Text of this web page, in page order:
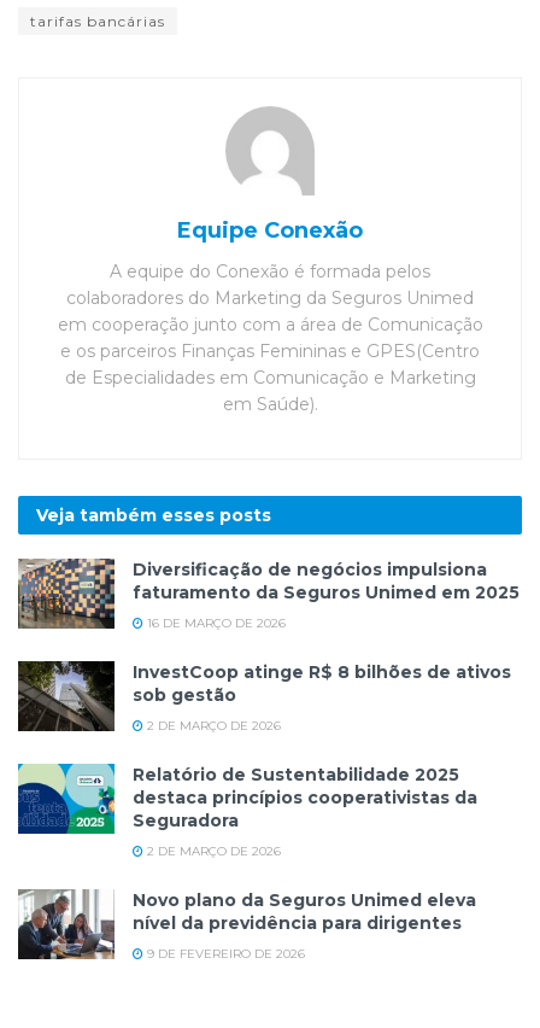
tarifas bancárias
Equipe Conexão
A equipe do Conexão é formada pelos
colaboradores do Marketing da Seguros Unimed
em cooperação junto com a área de Comunicação
e os parceiros Finanças Femininas e GPES(Centro
de Especialidades em Comunicação e Marketing
em Saúde).
Veja também esses posts
Diversificação de negócios impulsiona
faturamento da Seguros Unimed em 2025
16 DE MARÇO DE 2026
InvestCoop atinge R$ 8 bilhões de ativos
sob gestão
2 DE MARÇO DE 2026
Relatório de Sustentabilidade 2025
destaca princípios cooperativistas da
Seguradora
2 DE MARÇO DE 2026
Novo plano da Seguros Unimed eleva
nível da previdência para dirigentes
9 DE FEVEREIRO DE 2026